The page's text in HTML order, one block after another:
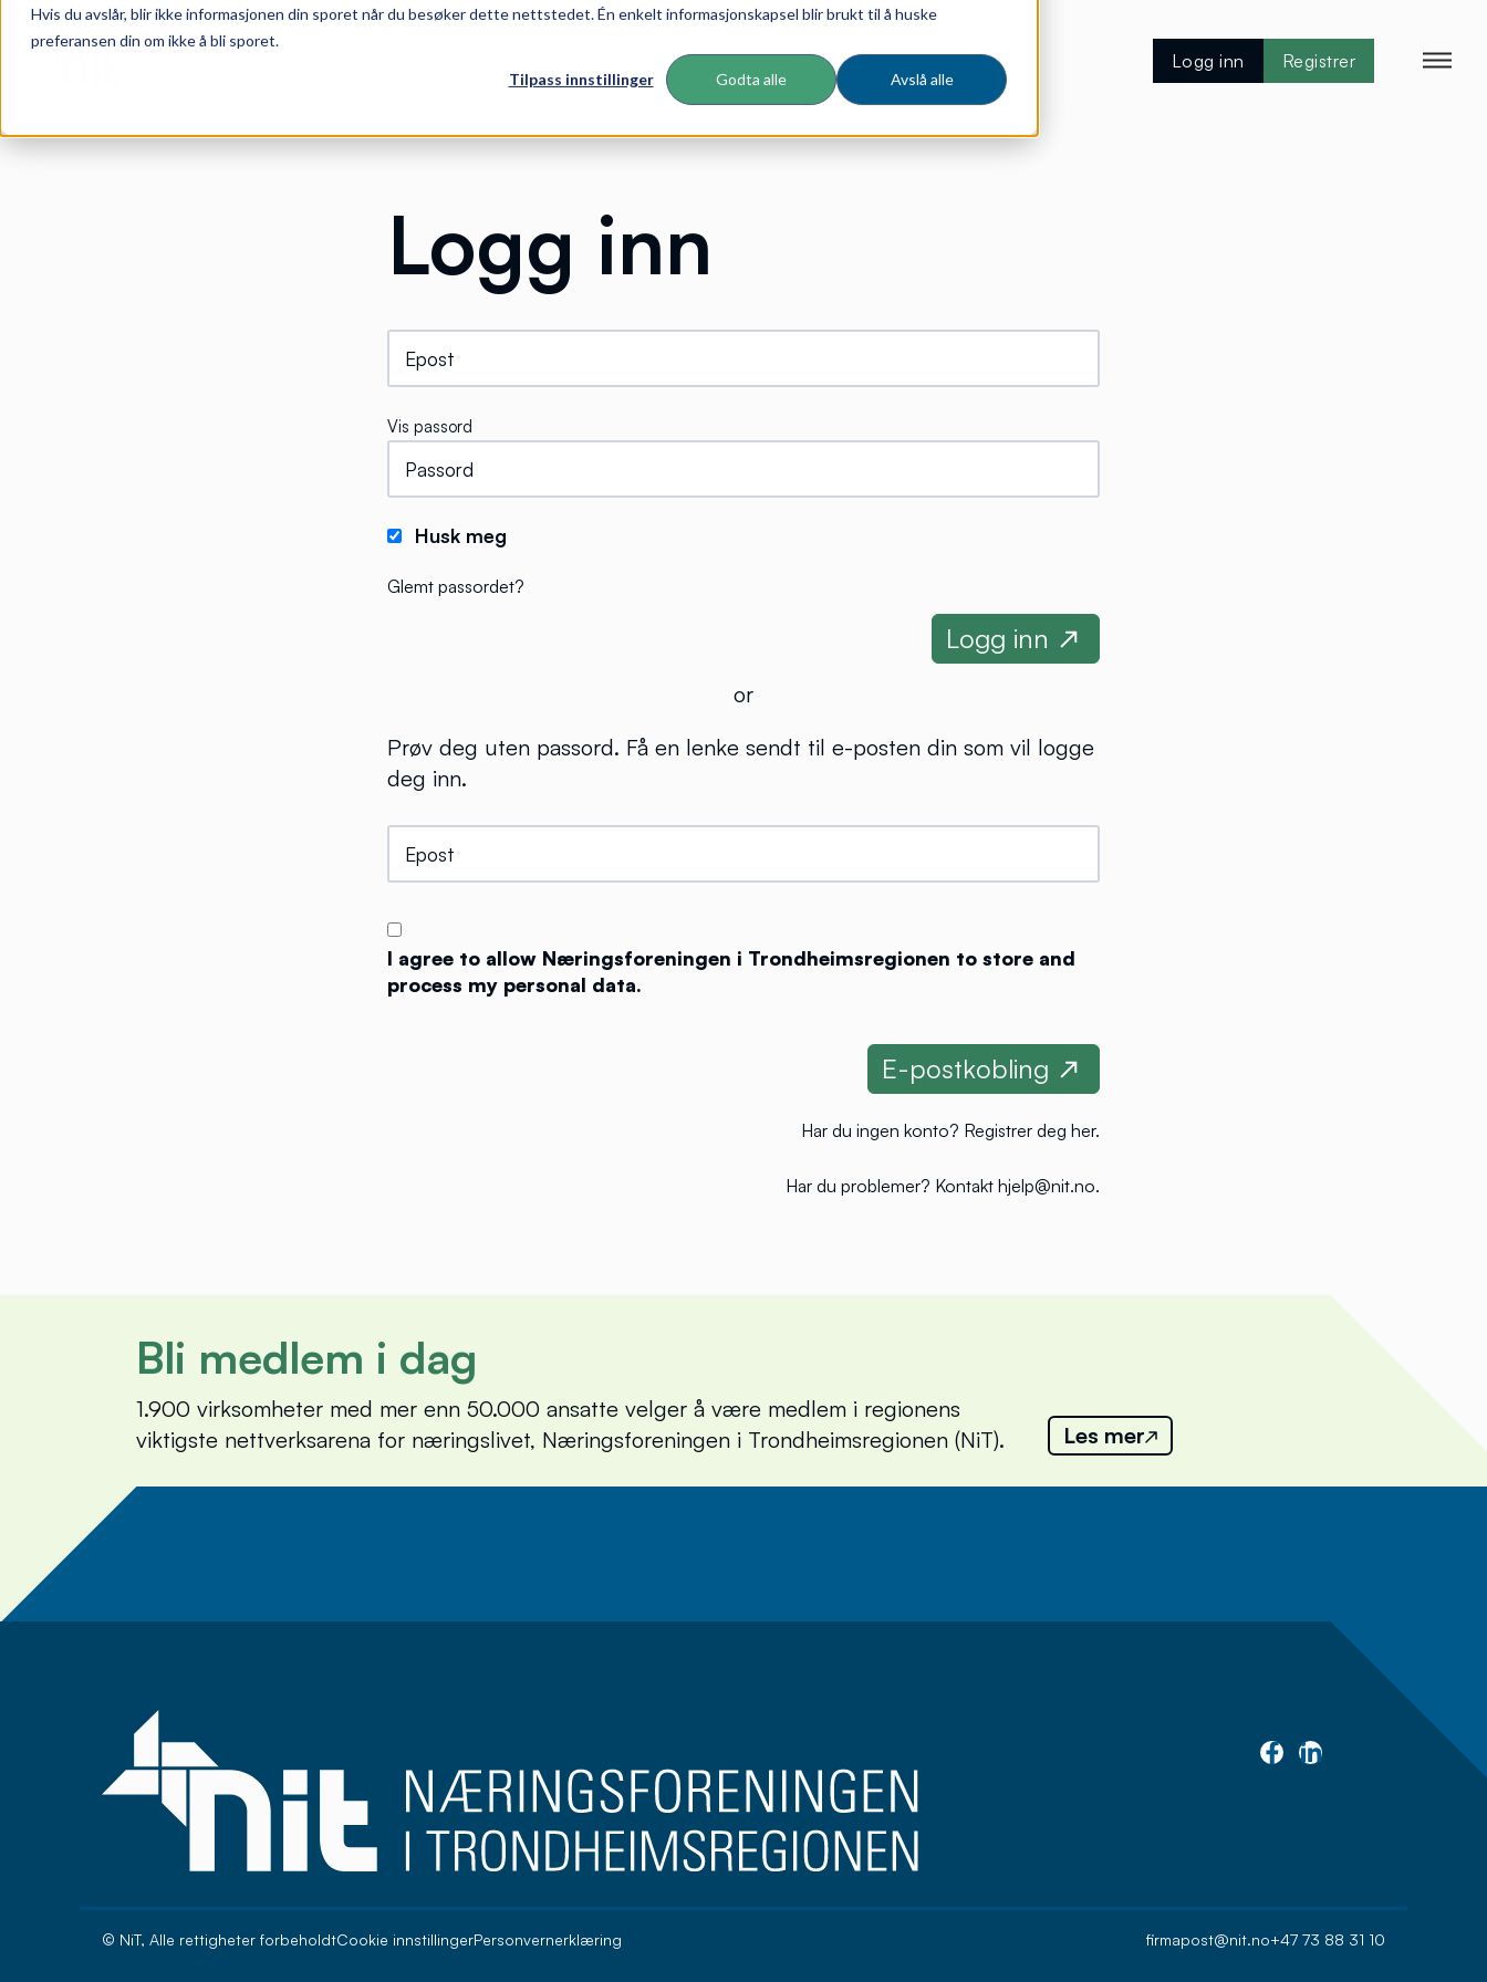
Hvis du avslår, blir ikke informasjonen din sporet når du besøker dette nettstedet. Én enkelt informasjonskapsel blir brukt til å huske
preferansen din om ikke å bli sporet.
Tilpass innstillinger Godta alle Avslå alle
Logg inn Registrer
Logg inn
Vis passord
Husk meg
Glemt passordet?
or
Prøv deg uten passord. Få en lenke sendt til e-posten din som vil logge
deg inn.
I agree to allow Næringsforeningen i Trondheimsregionen to store and
process my personal data.
Har du ingen konto? Registrer deg her.
Har du problemer? Kontakt hjelp@nit.no.
Bli medlem i dag
1.900 virksomheter med mer enn 50.000 ansatte velger å være medlem i regionens
viktigste nettverksarena for næringslivet, Næringsforeningen i Trondheimsregionen (NiT).
Les mer
Meld deg på nyhetsbrev
© NiT, Alle rettigheter forbeholdtCookie innstillingerPersonvernerklæring firmapost@nit.no+47 73 88 31 10